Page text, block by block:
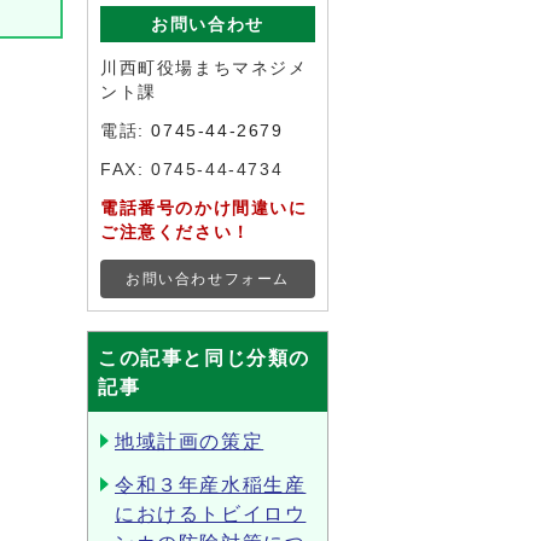
お問い合わせ
川西町役場まちマネジメ
ント課
電話:0745-44-2679
FAX: 0745-44-4734
電話番号のかけ間違いに
ご注意ください！
お問い合わせフォーム
この記事と同じ分類の
記事
地域計画の策定
令和３年産水稲生産
におけるトビイロウ